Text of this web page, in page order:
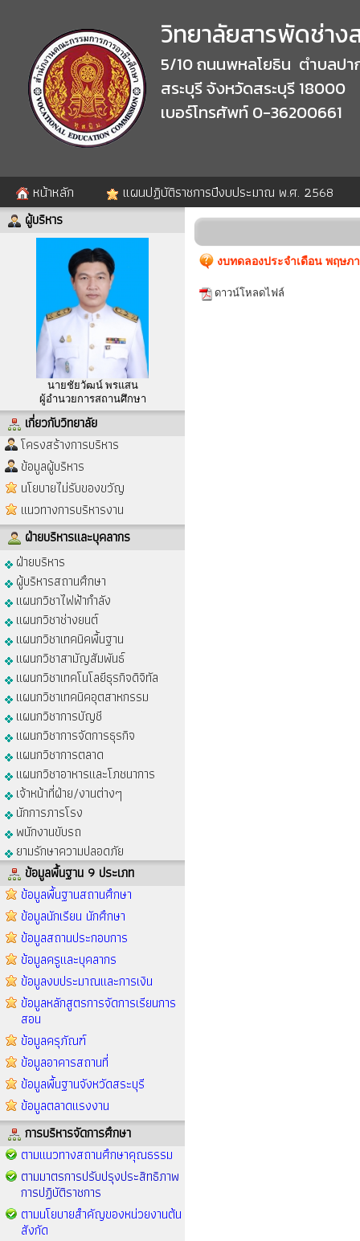
วิทยาลัยสารพัดช่าง
5/10 ถนนพหลโยธิน ตำบลปา
สระบุรี จังหวัดสระบุรี 18000
เบอร์โทรศัพท์ 0-36200661
หน้าหลัก แผนปฏิบัติราชการปีงบประมาณ พ.ศ. 2568
ผู้บริหาร
นายชัยวัฒน์ พรแสน
ผู้อำนวยการสถานศึกษา
เกี่ยวกับวิทยาลัย
โครงสร้างการบริหาร
ข้อมูลผู้บริหาร
นโยบายไม่รับของขวัญ
แนวทางการบริหารงาน
ฝ่ายบริหารและบุคลากร
ฝ่ายบริหาร
ผู้บริหารสถานศึกษา
แผนกวิชาไฟฟ้ากำลัง
แผนกวิชาช่างยนต์
แผนกวิชาเทคนิคพื้นฐาน
แผนกวิชาสามัญสัมพันธ์
แผนกวิชาเทคโนโลยีธุรกิจดิจิทัล
แผนกวิชาเทคนิคอุตสาหกรรม
แผนกวิชาการบัญชี
แผนกวิชาการจัดการธุรกิจ
แผนกวิชาการตลาด
แผนกวิชาอาหารและโภชนาการ
เจ้าหน้าที่ฝ่าย/งานต่างๆ
นักการภารโรง
พนักงานขับรถ
ยามรักษาความปลอดภัย
ข้อมูลพื้นฐาน 9 ประเภท
ข้อมูลพื้นฐานสถานศึกษา
ข้อมูลนักเรียน นักศึกษา
ข้อมูลสถานประกอบการ
ข้อมูลครูและบุคลากร
ข้อมูลงบประมาณและการเงิน
ข้อมูลหลักสูตรการจัดการเรียนการ
สอน
ข้อมูลครุภัณฑ์
ข้อมูลอาคารสถานที่
ข้อมูลพื้นฐานจังหวัดสระบุรี
ข้อมูลตลาดแรงงาน
การบริหารจัดการศึกษา
ตามแนวทางสถานศึกษาคุณธรรม
ตามมาตรการปรับปรุงประสิทธิภาพ
การปฏิบัติราชการ
ตามนโยบายสำคัญของหน่วยงานต้น
สังกัด
งบทดลองประจำเดือน พฤษภ
ดาวน์โหลดไฟล์